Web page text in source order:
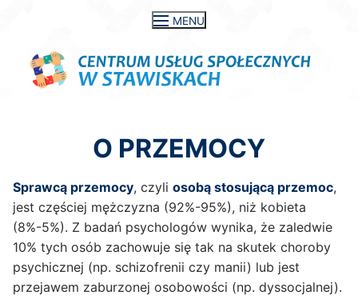
MENU
O PRZEMOCY
Sprawcą przemocy, czyli osobą stosującą przemoc,
jest częściej mężczyzna (92%-95%), niż kobieta
(8%-5%). Z badań psychologów wynika, że zaledwie
10% tych osób zachowuje się tak na skutek choroby
psychicznej (np. schizofrenii czy manii) lub jest
przejawem zaburzonej osobowości (np. dyssocjalnej).